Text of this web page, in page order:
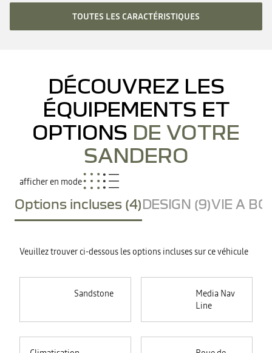
TOUTES LES CARACTÉRISTIQUES
DÉCOUVREZ LES
ÉQUIPEMENTS ET
OPTIONS DE VOTRE
SANDERO
afficher en mode
Options incluses (4)DESIGN (9)VIE A
Veuillez trouver ci-dessous les options incluses sur ce véhicule
Sandstone
Media Nav
Line